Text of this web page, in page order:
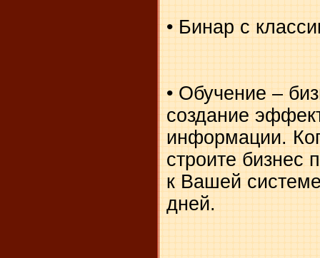
• Бинар с
• Обучение –
создание
информации.
строите бизнес
к Вашей
дней.